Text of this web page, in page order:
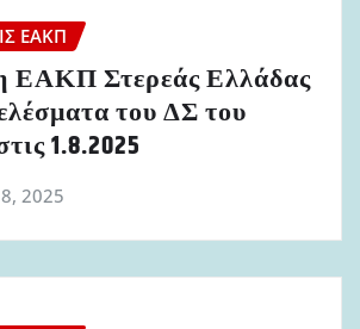
ΕΑΚΠ
ΕΑΚΠ Στερεάς Ελλάδας
του ΔΣ του
1.8.2025
2025